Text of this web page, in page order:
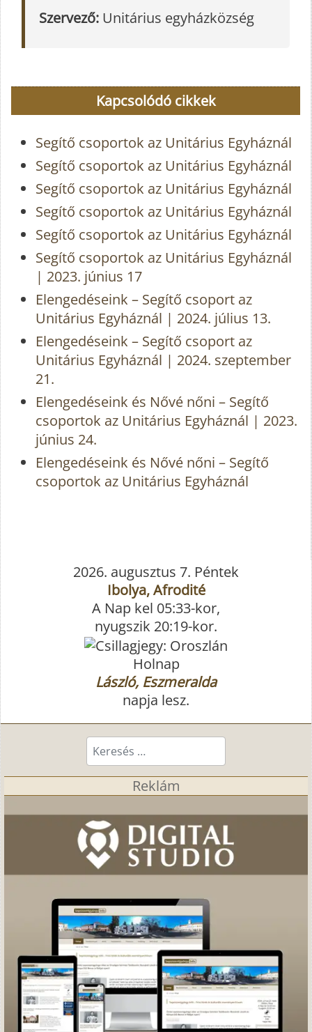
Szervező: Unitárius egyházközség
Kapcsolódó cikkek
Segítő csoportok az Unitárius Egyháznál
Segítő csoportok az Unitárius Egyháznál
Segítő csoportok az Unitárius Egyháznál
Segítő csoportok az Unitárius Egyháznál
Segítő csoportok az Unitárius Egyháznál
Segítő csoportok az Unitárius Egyháznál
| 2023. június 17
Elengedéseink – Segítő csoport az
Unitárius Egyháznál | 2024. július 13.
Elengedéseink – Segítő csoport az
Unitárius Egyháznál | 2024. szeptember
21.
Elengedéseink és Nővé nőni – Segítő
csoportok az Unitárius Egyháznál | 2023.
június 24.
Elengedéseink és Nővé nőni – Segítő
csoportok az Unitárius Egyháznál
2026. augusztus 7. Péntek
Ibolya, Afrodité
A Nap kel 05:33-kor,
nyugszik 20:19-kor.
Holnap
László, Eszmeralda
napja lesz.
Keresés...
Reklám